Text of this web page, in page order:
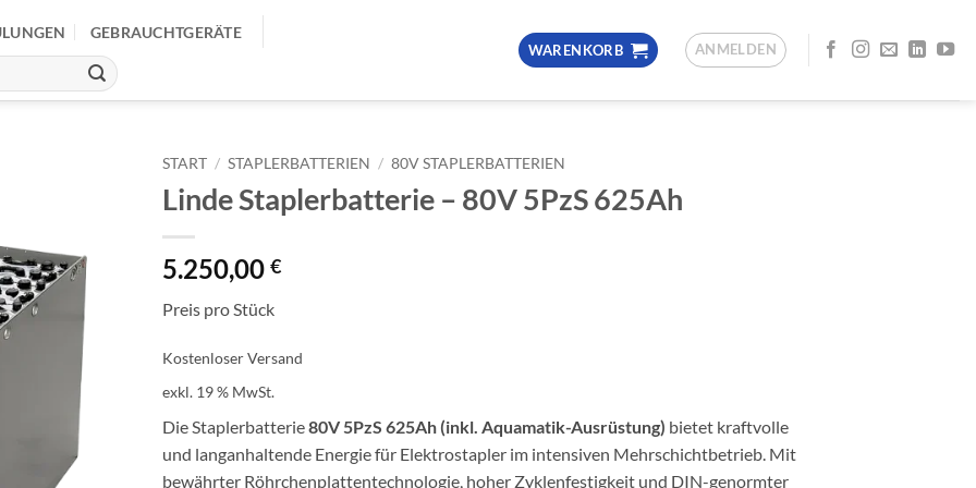
GEBRAUCHTGERÄTE
WARENKORB ANMELDEN
START / STAPLERBATTERIEN / 80V STAPLERBATTERIEN
Linde Staplerbatterie – 80V 5PzS 625Ah
5.250,00 €
Preis pro Stück
Kostenloser Versand
exkl. 19 % MwSt.
Die Staplerbatterie80V 5PzS 625Ah (inkl. Aquamatik-Ausrüstung) bietet kraftvolle
und langanhaltende Energie für Elektrostapler im intensiven Mehrschichtbetrieb. Mit
bewährter Röhrchenplattentechnologie, hoher Zyklenfestigkeit und DIN-genormter